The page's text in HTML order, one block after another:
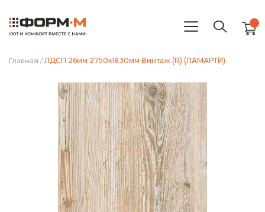
Главная / ЛДСП 26мм 2750х1830мм Винтаж (R) (ЛАМАРТИ)